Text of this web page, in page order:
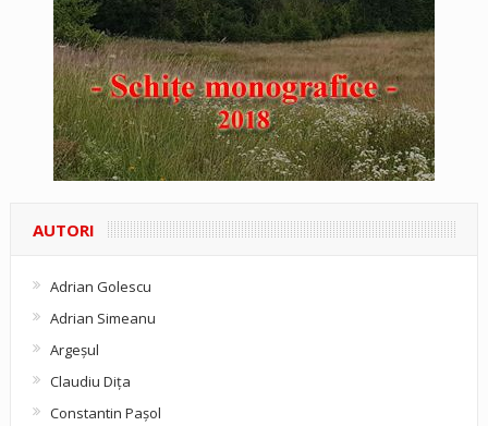
AUTORI
Adrian Golescu
Adrian Simeanu
Argeşul
Claudiu Diţa
Constantin Pașol